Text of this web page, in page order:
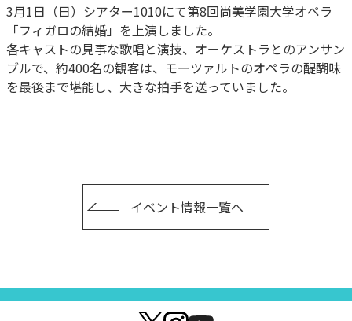
3月1日（日）シアター1010にて第8回尚美学園大学オペラ
「フィガロの結婚」を上演しました。
各キャストの見事な歌唱と演技、オーケストラとのアンサン
ブルで、約400名の観客は、モーツァルトのオペラの醍醐味
を最後まで堪能し、大きな拍手を送っていました。
イベント情報一覧へ